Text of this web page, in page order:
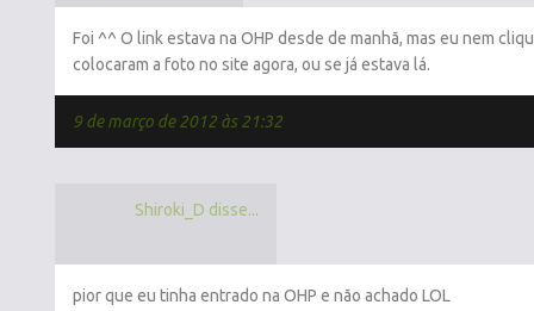
Foi ^^ O link estava na OHP desde de manhã, mas eu nem
colocaram a foto no site agora, ou se já estava lá.
9 de março de 2012 às 21:32
Shiroki_D disse...
pior que eu tinha entrado na OHP e não achado LOL